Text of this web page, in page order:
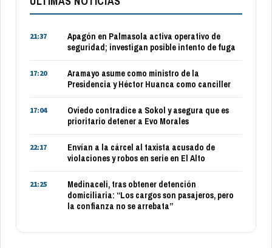
21:37
Apagón en Palmasola activa operativo de
seguridad; investigan posible intento de fuga
17:20
Aramayo asume como ministro de la
Presidencia y Héctor Huanca como canciller
17:04
Oviedo contradice a Sokol y asegura que es
prioritario detener a Evo Morales
22:17
Envían a la cárcel al taxista acusado de
violaciones y robos en serie en El Alto
21:25
Medinaceli, tras obtener detención
domiciliaria: “Los cargos son pasajeros, pero
la confianza no se arrebata”